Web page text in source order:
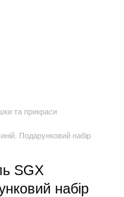
та прикраси
Подарунковий набір
SGX
набір